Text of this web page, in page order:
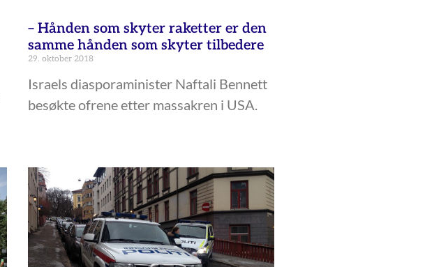
– Hånden som skyter raketter er den
samme hånden som skyter tilbedere
29. oktober 2018
Israels diasporaminister Naftali Bennett
besøkte ofrene etter massakren i USA.